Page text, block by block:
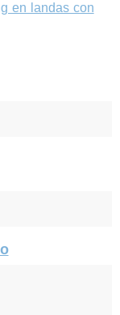
en landas con